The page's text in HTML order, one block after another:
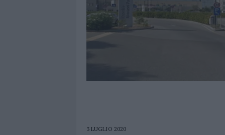
3 LUGLIO 2020